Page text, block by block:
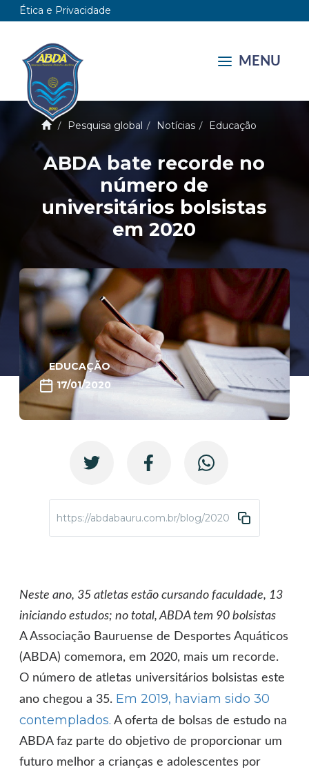
Ética e Privacidade
MENU
Pesquisa global Notícias Educação
ABDA bate recorde no
número de
universitários bolsistas
em 2020
EDUCAÇÃO
17/01/2020
https://abdabauru.com.br/blog/2020/01/17/abda-
Neste ano, 35 atletas estão cursando faculdade, 13
iniciando estudos; no total, ABDA tem 90 bolsistas
A Associação Bauruense de Desportes Aquáticos
(ABDA) comemora, em 2020, mais um recorde.
O número de atletas universitários bolsistas este
ano chegou a 35. Em 2019, haviam sido 30
contemplados. A oferta de bolsas de estudo na
ABDA faz parte do objetivo de proporcionar um
futuro melhor a crianças e adolescentes por